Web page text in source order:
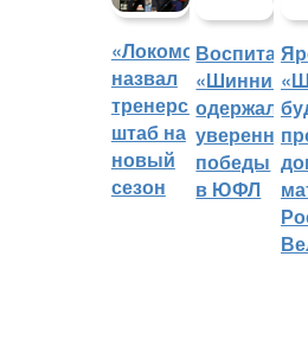
«Локомотив»
назвал
тренерский
штаб на
новый
сезон
«Шинника»
одержали
уверенные
победы
в ЮФЛ